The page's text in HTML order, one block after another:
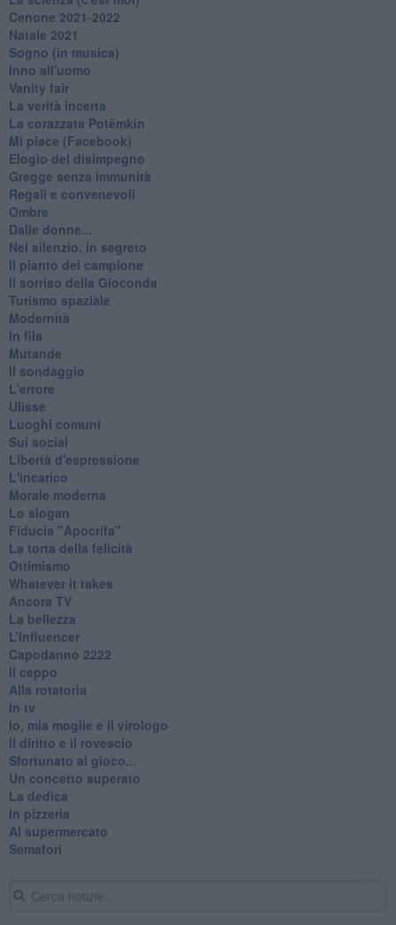
Cenone 2021-2022
Natale 2021
Sogno (in musica)
Inno all'uomo
Vanity fair
La verità incerta
La corazzata Potëmkin
Mi piace (Facebook)
Elogio del disimpegno
Gregge senza immunità
Regali e convenevoli
Ombre
Dalle donne...
Nel silenzio, in segreto
Il pianto del campione
Il sorriso della Gioconda
Turismo spaziale
Modernità
In fila
Mutande
Il sondaggio
L'errore
Ulisse
Luoghi comuni
Sui social
Libertà d'espressione
L'incarico
Morale moderna
Lo slogan
Fiducia "Apocrifa"
La torta della felicità
Ottimismo
Whatever it takes
Ancora TV
La bellezza
L’Influencer
​Capodanno 2222
Il ceppo
Alla rotatoria
In tv
Io, mia moglie e il virologo
Il diritto e il rovescio
Sfortunato al gioco...
Un concetto superato
La dedica
In pizzeria
Al supermercato
Semafori